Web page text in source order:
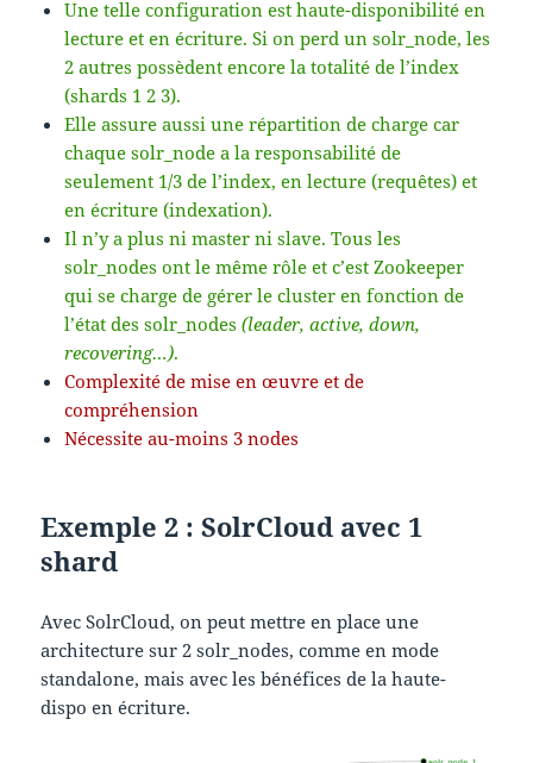
Une telle configuration est haute-disponibilité en
lecture et en écriture. Si on perd un solr_node, les
2 autres possèdent encore la totalité de l’index
(shards 1 2 3).
Elle assure aussi une répartition de charge car
chaque solr_node a la responsabilité de
seulement 1/3 de l’index, en lecture (requêtes) et
en écriture (indexation).
Il n’y a plus ni master ni slave. Tous les
solr_nodes ont le même rôle et c’est Zookeeper
qui se charge de gérer le cluster en fonction de
l’état des solr_nodes(leader, active, down,
recovering…).
Complexité de mise en œuvre et de
compréhension
Nécessite au-moins 3 nodes
Exemple 2 : SolrCloud avec 1
shard
Avec SolrCloud, on peut mettre en place une
architecture sur 2 solr_nodes, comme en mode
standalone, mais avec les bénéfices de la haute-
dispo en écriture.